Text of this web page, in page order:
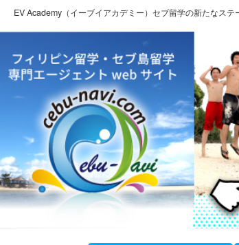
EV Academy（イーブイアカデミー）セブ留学の新たなス